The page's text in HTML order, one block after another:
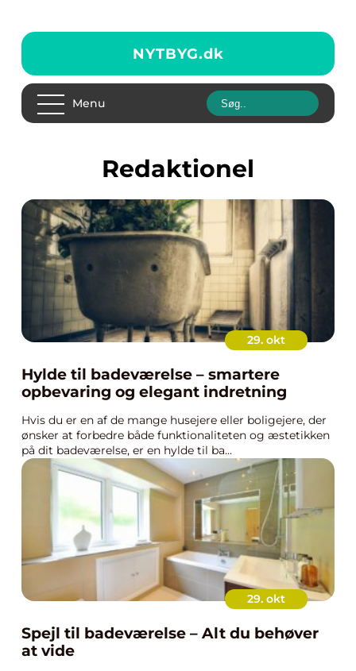
NYTBYG.dk
Menu
redaktionel
29. okt
Hylde til badeværelse – smartere
opbevaring og elegant indretning
Hvis du er en af de mange husejere eller boligejere, der
ønsker at forbedre både funktionaliteten og æstetikken
på dit badeværelse, er en hylde til ba...
29. okt
Spejl til badeværelse – Alt du behøver
at vide